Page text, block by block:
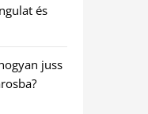
és
juss